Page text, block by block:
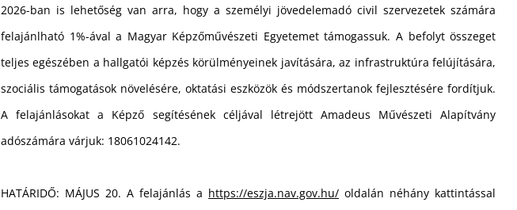
2026-ban is lehetőség van arra, hogy a személyi jövedelemadó civil szervezetek számára
felajánlható 1%-ával a Magyar Képzőművészeti Egyetemet támogassuk. A befolyt összeget
teljes egészében a hallgatói képzés körülményeinek javítására, az infrastruktúra felújítására,
szociális támogatások növelésére, oktatási eszközök és módszertanok fejlesztésére fordítjuk.
A felajánlásokat a Képző segítésének céljával létrejött Amadeus Művészeti Alapítvány
adószámára várjuk: 18061024142.
HATÁRIDŐ: MÁJUS 20. A felajánlás a https://eszja.nav.gov.hu/ oldalán néhány kattintással